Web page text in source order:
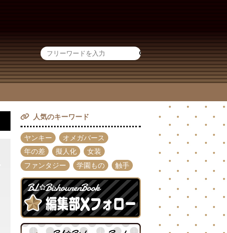
人気のキーワード
ヤンキー
オメガバース
年の差
擬人化
女装
ファンタジー
学園もの 触手